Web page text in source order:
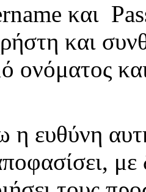
και
και
ονόματος
η ευθύνη
με